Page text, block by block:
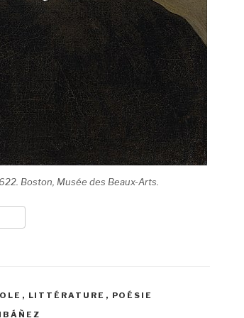
Boston, Musée des Beaux-Arts.
, LITTÉRATURE , POÉSIE